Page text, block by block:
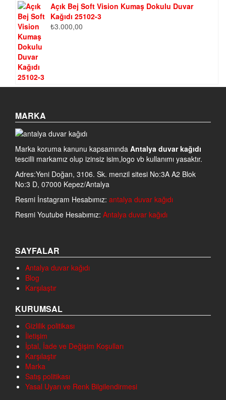
Açık Bej Soft Vision Kumaş Dokulu Duvar
Kağıdı 25102-3
₺3.000,00
MARKA
Marka koruma kanunu kapsamında Antalya duvar kağıdı
tescilli markamız olup izinsiz isim,logo vb kullanımı yasaktır.
Adres:Yeni Doğan, 3106. Sk. menzil sitesi No:3A A2 Blok
No:3 D, 07000 Kepez/Antalya
Resmi İnstagram Hesabımız: antalya duvar kağıdı
Resmi Youtube Hesabımız: Antalya duvar kağıdı
SAYFALAR
Antalya duvar kağıdı
Blog
Karşılaştır
KURUMSAL
Gizlilik politikası
İletişim
İptal, İade ve Değişim Koşulları
Karşılaştır
Marka
Satış politikası
Yasal Uyarı ve Renk Bilgilendirmesi